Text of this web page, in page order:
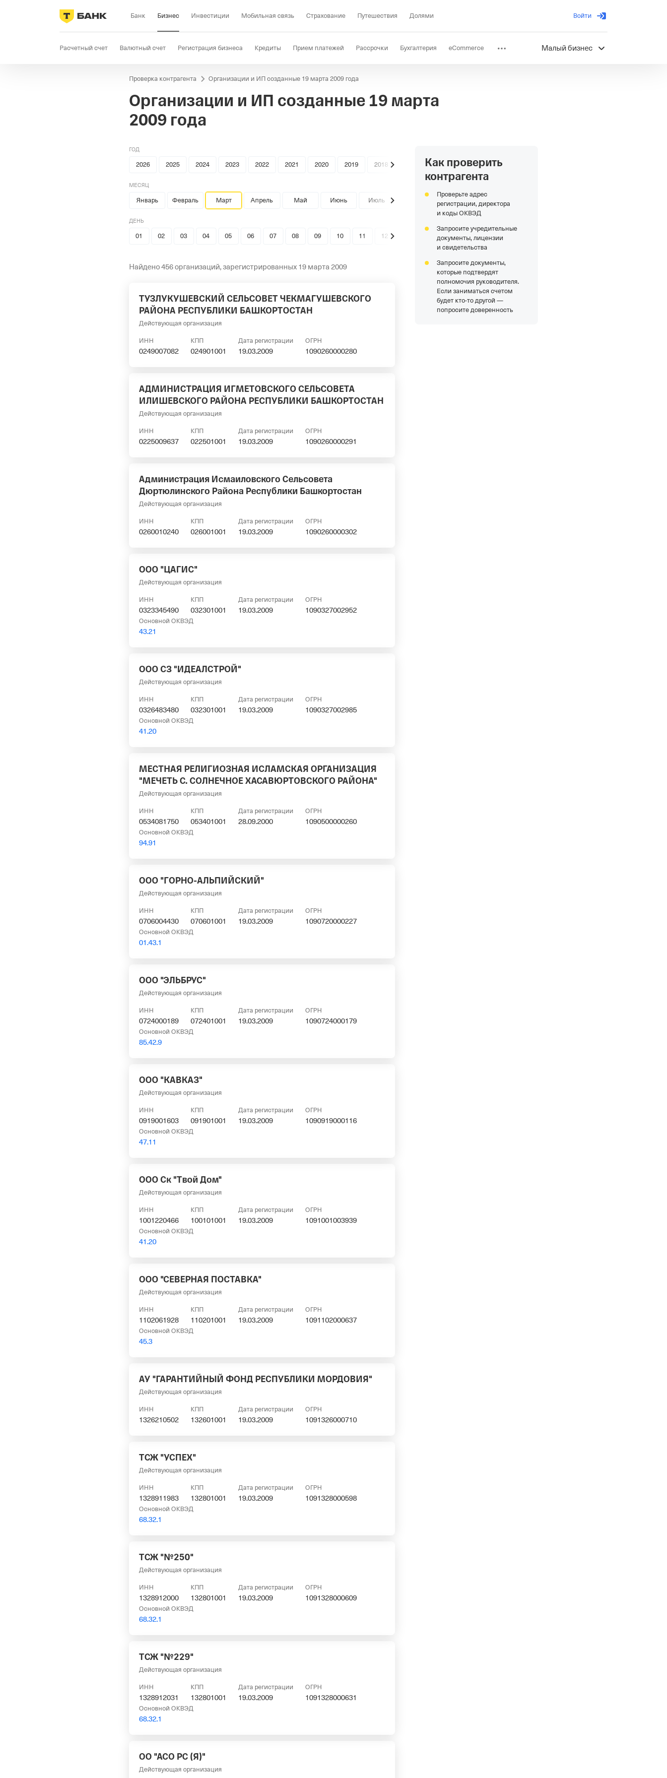
Банк Бизнес Инвестиции Мобильная связь Страхование Путешествия Долями Войти
Расчетный счет Валютный счет Регистрация бизнеса Кредиты Прием платежей Рассрочки Бухгалтерия eCommerce
Продажи Селлер Госзакупки Депозиты КЭДО Отраслевые решения
Малый бизнес
Проверка контрагента Организации и ИП созданные 19 марта 2009 года
Организации и ИП созданные 19 марта
2009 года
ГОД
2026 2025 2024 2023 2022 2021 2020 2019 2018
МЕСЯЦ
Январь Февраль Март Апрель Май Июнь Июль
ДЕНЬ
01 02 03 04 05 06 07 08 09 10 11 12
Найдено 456 организаций, зарегистрированных 19 марта 2009
ТУЗЛУКУШЕВСКИЙ СЕЛЬСОВЕТ ЧЕКМАГУШЕВСКОГО
РАЙОНА РЕСПУБЛИКИ БАШКОРТОСТАН
Действующая организация
ИНН
0249007082
КПП
024901001
Дата регистрации
19.03.2009
ОГРН
1090260000280
АДМИНИСТРАЦИЯ ИГМЕТОВСКОГО СЕЛЬСОВЕТА
ИЛИШЕВСКОГО РАЙОНА РЕСПУБЛИКИ БАШКОРТОСТАН
Действующая организация
ИНН
0225009637
КПП
022501001
Дата регистрации
19.03.2009
ОГРН
1090260000291
Администрация Исмаиловского Сельсовета
Дюртюлинского Района Республики Башкортостан
Действующая организация
ИНН
0260010240
КПП
026001001
Дата регистрации
19.03.2009
ОГРН
1090260000302
ООО "ЦАГИС"
Действующая организация
ИНН
0323345490
КПП
032301001
Дата регистрации
19.03.2009
ОГРН
1090327002952
Основной ОКВЭД
43.21
ООО СЗ "ИДЕАЛСТРОЙ"
Действующая организация
ИНН
0326483480
КПП
032301001
Дата регистрации
19.03.2009
ОГРН
1090327002985
Основной ОКВЭД
41.20
МЕСТНАЯ РЕЛИГИОЗНАЯ ИСЛАМСКАЯ ОРГАНИЗАЦИЯ
"МЕЧЕТЬ С. СОЛНЕЧНОЕ ХАСАВЮРТОВСКОГО РАЙОНА"
Действующая организация
ИНН
0534081750
КПП
053401001
Дата регистрации
28.09.2000
ОГРН
1090500000260
Основной ОКВЭД
94.91
ООО "ГОРНО-АЛЬПИЙСКИЙ"
Действующая организация
ИНН
0706004430
КПП
070601001
Дата регистрации
19.03.2009
ОГРН
1090720000227
Основной ОКВЭД
01.43.1
ООО "ЭЛЬБРУС"
Действующая организация
ИНН
0724000189
КПП
072401001
Дата регистрации
19.03.2009
ОГРН
1090724000179
Основной ОКВЭД
85.42.9
ООО "КАВКАЗ"
Действующая организация
ИНН
0919001603
КПП
091901001
Дата регистрации
19.03.2009
ОГРН
1090919000116
Основной ОКВЭД
47.11
ООО Ск "Твой Дом"
Действующая организация
ИНН
1001220466
КПП
100101001
Дата регистрации
19.03.2009
ОГРН
1091001003939
Основной ОКВЭД
41.20
ООО "СЕВЕРНАЯ ПОСТАВКА"
Действующая организация
ИНН
1102061928
КПП
110201001
Дата регистрации
19.03.2009
ОГРН
1091102000637
Основной ОКВЭД
45.3
АУ "ГАРАНТИЙНЫЙ ФОНД РЕСПУБЛИКИ МОРДОВИЯ"
Действующая организация
ИНН
1326210502
КПП
132601001
Дата регистрации
19.03.2009
ОГРН
1091326000710
ТСЖ "УСПЕХ"
Действующая организация
ИНН
1328911983
КПП
132801001
Дата регистрации
19.03.2009
ОГРН
1091328000598
Основной ОКВЭД
68.32.1
ТСЖ "№250"
Действующая организация
ИНН
1328912000
КПП
132801001
Дата регистрации
19.03.2009
ОГРН
1091328000609
Основной ОКВЭД
68.32.1
ТСЖ "№229"
Действующая организация
ИНН
1328912031
КПП
132801001
Дата регистрации
19.03.2009
ОГРН
1091328000631
Основной ОКВЭД
68.32.1
ОО "АСО РС (Я)"
Действующая организация
Как проверить
контрагента
Проверьте адрес
регистрации, директора
и коды ОКВЭД
Запросите учредительные
документы, лицензии
и свидетельства
Запросите документы,
которые подтвердят
полномочия руководителя.
Если заниматься счетом
будет кто-то другой —
попросите доверенность